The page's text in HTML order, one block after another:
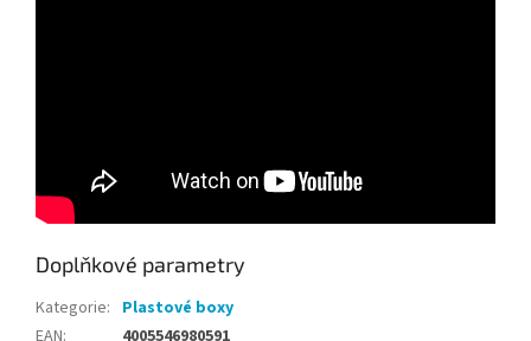
Doplňkové parametry
Kategorie: Plastové boxy
EAN: 4005546980591